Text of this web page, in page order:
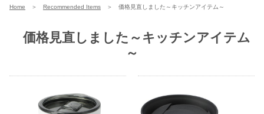
Home ＞ Recommended Items ＞ 価格見直しました～キッチンアイテム～
価格見直しました～キッチンアイテム
～